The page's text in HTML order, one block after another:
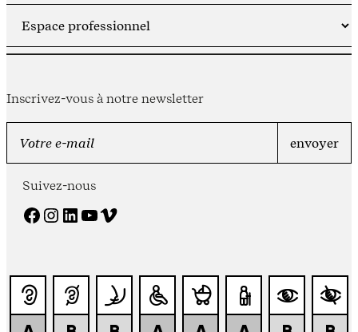
Inscrivez-vous à notre newsletter
Suivez-nous
Facebook Instagram LinkedIn YouTube Vimeo